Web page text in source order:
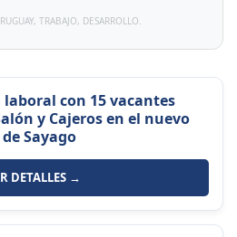
TRABAJO, DESARROLLO.
con 15 vacantes
y Cajeros en el nuevo
Sayago
DETALLES →